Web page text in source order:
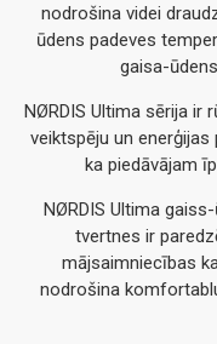
nodrošina videi
ūdens padeves
gaisa-
NØRDIS Ultima sērija ir
veiktspēju un
ka piedāvājam
NØRDIS Ultima
tvertnes ir
mājsaimniecības
nodrošina